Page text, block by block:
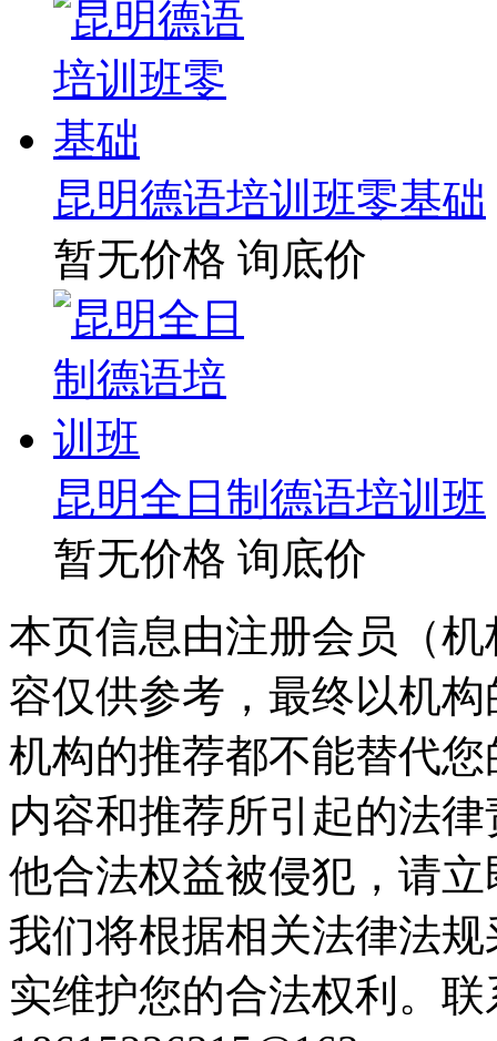
昆明德语培训班零基础
暂无价格 询底价
昆明全日制德语培训班
暂无价格 询底价
本页信息由注册会员（
容仅供参考，最终以机
机构的推荐都不能替代
内容和推荐所引起的法
他合法权益被侵犯，请
我们将根据相关法律法
实维护您的合法权利。